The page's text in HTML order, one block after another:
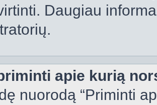
Daugiau
apie kurią
nuorodą “Priminti